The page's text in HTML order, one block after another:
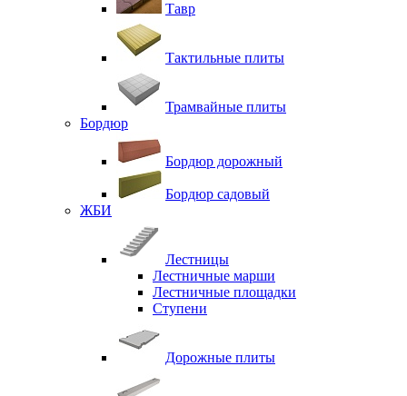
Тавр
Тактильные плиты
Трамвайные плиты
Бордюр
Бордюр дорожный
Бордюр садовый
ЖБИ
Лестницы
Лестничные марши
Лестничные площадки
Ступени
Дорожные плиты